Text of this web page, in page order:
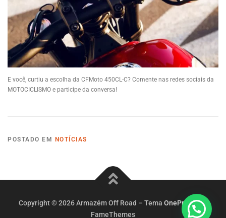
E você, curtiu a escolha da CFMoto 450CL-C? Comente nas redes sociais da
MOTOCICLISMO e participe da conversa!
POSTADO EM NOTÍCIAS
Copyright © 2026 Armazém Off Road – Tema OnePresspor
FameThemes